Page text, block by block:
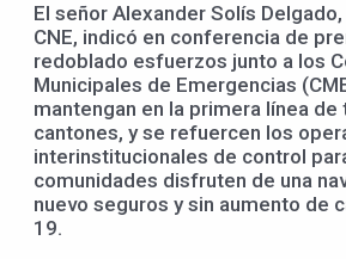
El señor Alexander Solís
CNE, indicó en conferencia de
redoblado esfuerzos junto a los
Municipales de Emergencias
mantengan en la primera línea de
cantones, y se refuercen los
interinstitucionales de control
comunidades disfruten de una
nuevo seguros y sin aumento de
19.